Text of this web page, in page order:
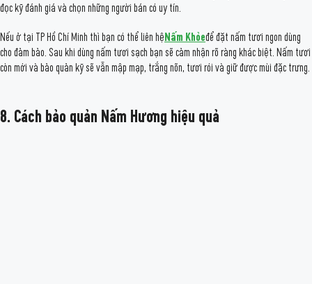
đọc kỹ đánh giá và chọn những người bán có uy tín.
Nếu ở tại TP Hồ Chí Minh thì bạn có thể liên hệNấm Khỏeđể đặt nấm tươi ngon dùng
cho đảm bảo. Sau khi dùng nấm tươi sạch bạn sẽ cảm nhận rõ ràng khác biệt. Nấm tươi
còn mới và bảo quản kỹ sẽ vẫn mập mạp, trắng nõn, tươi rói và giữ được mùi đặc trưng.
8. Cách bảo quản Nấm Hương hiệu quả